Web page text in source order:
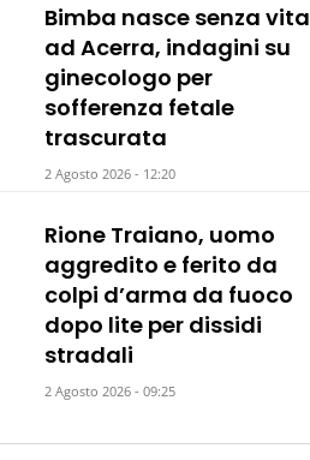
Bimba nasce senza vita
ad Acerra, indagini su
ginecologo per
sofferenza fetale
trascurata
2 Agosto 2026 - 12:20
Rione Traiano, uomo
aggredito e ferito da
colpi d’arma da fuoco
dopo lite per dissidi
stradali
2 Agosto 2026 - 09:25